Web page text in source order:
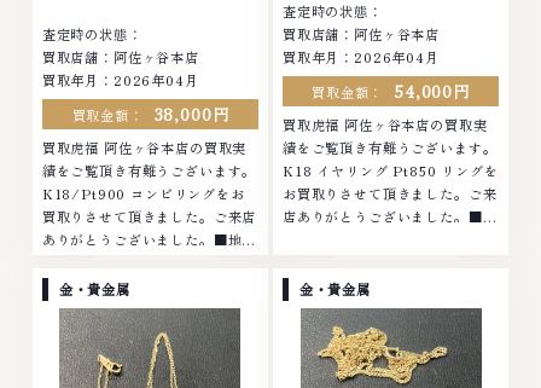
査定時の状態：
買取店舗：阿佐ヶ谷本店
買取年月：2026年04月
買取金額：
38,000円
買取虎福 阿佐ヶ谷本店の買取実
績をご覧頂き有難うございます。
K18/Pt900 コンビリングをお
買取りさせて頂きました。ご来店
ありがとうございました。■地域
ヤモンド ブランド品 ブランド衣
類 お酒買取りのことなら、お任
せくださいなかでも金・プラチナ
等のアクセサリー・貴金属・宝
石・ダイヤモンド・ジュエリーや
査定時の状態：
買取店舗：阿佐ヶ谷本店
買取年月：2026年04月
買取金額：
54,000円
買取虎福 阿佐ヶ谷本店の買取実
績をご覧頂き有難うございます。
K18 イヤリング Pt850 リングを
お買取りさせて頂きました。ご来
店ありがとうございました。■地
衣類 お酒買取りのことなら、お
任せくださいなかでも金・プラチ
ナ等のアクセサリー・貴金属・宝
石・ダイヤモンド・ジュエリーや
ブランド品・時計等は特に自信を
金・貴金属 金・貴金属